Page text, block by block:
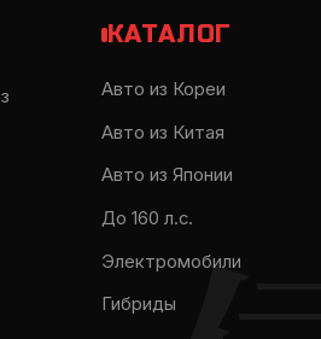
КАТАЛОГ
Авто из Кореи
Авто из Китая
Авто из Японии
До 160 л.с.
Электромобили
Гибриды